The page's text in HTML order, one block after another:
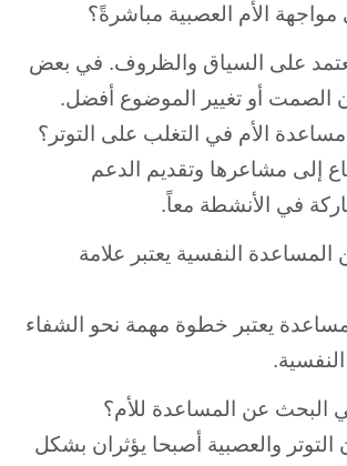
الأم العصبية مباشرةً؟
تعتمد على السياق والظروف. في بعض
الصمت أو تغيير الموضوع أفضل.
إلى مشاعرها وتقديم الدعم
في الأنشطة معاً.
النفسية يعتبر علامة
يعتبر خطوة مهمة نحو الشفاء
التوتر والعصبية أصبحا يؤثران بشكل